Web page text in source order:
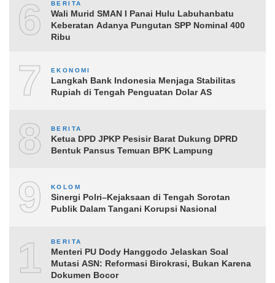
6 BERITA
Wali Murid SMAN I Panai Hulu Labuhanbatu
Keberatan Adanya Pungutan SPP Nominal 400
Ribu
7 EKONOMI
Langkah Bank Indonesia Menjaga Stabilitas
Rupiah di Tengah Penguatan Dolar AS
8 BERITA
Ketua DPD JPKP Pesisir Barat Dukung DPRD
Bentuk Pansus Temuan BPK Lampung
9 KOLOM
Sinergi Polri–Kejaksaan di Tengah Sorotan
Publik Dalam Tangani Korupsi Nasional
10BERITA
Menteri PU Dody Hanggodo Jelaskan Soal
Mutasi ASN: Reformasi Birokrasi, Bukan Karena
Dokumen Bocor